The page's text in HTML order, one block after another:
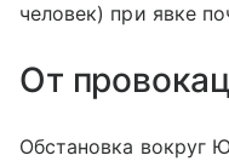
человек) при явке
От
Обстановка вокруг